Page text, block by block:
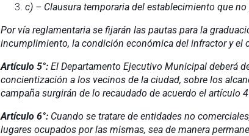
c) – Clausura temporaria del establecimiento que
Por vía reglamentaria se fijarán las pautas para la
incumplimiento, la condición económica del infractor y el
Artículo 5°: El Departamento Ejecutivo Municipal deberá
concientización a los vecinos de la ciudad, sobre los
campaña surgirán de lo recaudado de acuerdo el artículo
Artículo 6°: Cuando se tratare de entidades no
lugares ocupados por las mismas, sea de manera